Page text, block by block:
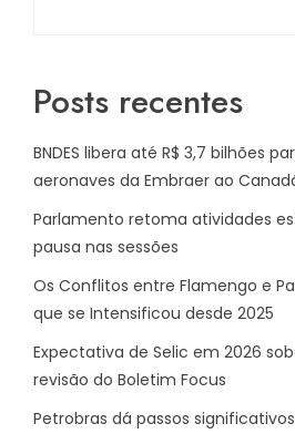
Posts recentes
BNDES libera até R$ 3,7 bilhões
aeronaves da Embraer ao
Parlamento retoma atividades
pausa nas sessões
Os Conflitos entre Flamengo e
que se Intensificou desde 2025
Expectativa de Selic em 2026
revisão do Boletim Focus
Petrobras dá passos